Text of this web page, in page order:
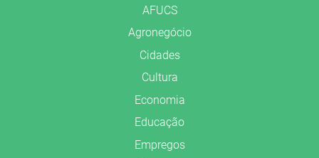
AFUCS
Agronegócio
Cidades
Cultura
Economia
Educação
Empregos